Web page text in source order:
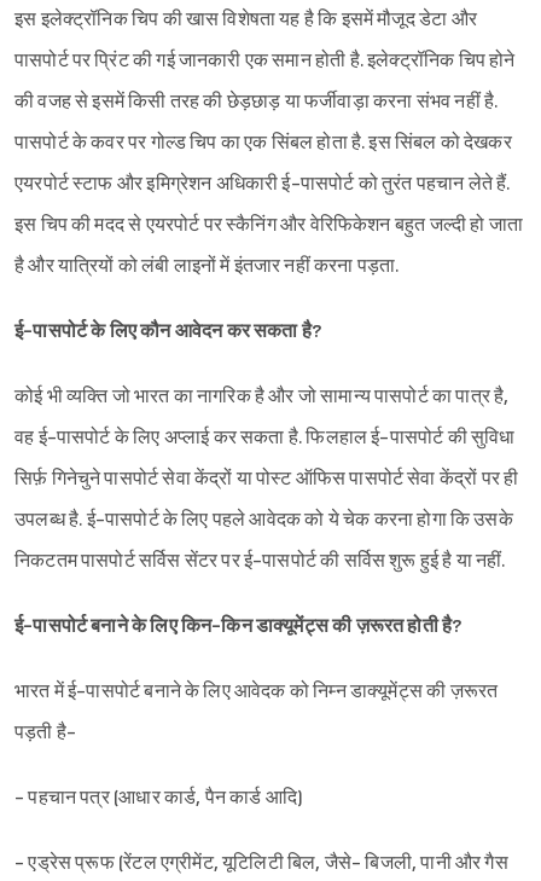
इस इलेक्ट्रॉनिक चिप की खास विशेषता यह है कि इसमें मौजूद डेटा और
पासपोर्ट पर प्रिंट की गई जानकारी एक समान होती है. इलेक्ट्रॉनिक चिप होने
की वजह से इसमें किसी तरह की छेड़छाड़ या फर्जीवाड़ा करना संभव नहीं है.
पासपोर्ट के कवर पर गोल्ड चिप का एक सिंबल होता है. इस सिंबल को देखकर
एयरपोर्ट स्टाफ और इमिग्रेशन अधिकारी ई-पासपोर्ट को तुरंत पहचान लेते हैं.
इस चिप की मदद से एयरपोर्ट पर स्कैनिंग और वेरिफिकेशन बहुत जल्दी हो जाता
है और यात्रियों को लंबी लाइनों में इंतजार नहीं करना पड़ता.
ई-पासपोर्ट के लिए कौन आवेदन कर सकता है?
कोई भी व्यक्ति जो भारत का नागरिक है और जो सामान्य पासपोर्ट का पात्र है,
वह ई-पासपोर्ट के लिए अप्लाई कर सकता है. फिलहाल ई-पासपोर्ट की सुविधा
सिर्फ़ गिनेचुने पासपोर्ट सेवा केंद्रों या पोस्ट ऑफिस पासपोर्ट सेवा केंद्रों पर ही
उपलब्ध है. ई-पासपोर्ट के लिए पहले आवेदक को ये चेक करना होगा कि उसके
निकटतम पासपोर्ट सर्विस सेंटर पर ई-पासपोर्ट की सर्विस शुरू हुई है या नहीं.
ई-पासपोर्ट बनाने के लिए किन-किन डाक्यूमेंट्स की ज़रूरत होती है?
भारत में ई-पासपोर्ट बनाने के लिए आवेदक को निम्न डाक्यूमेंट्स की ज़रूरत
पड़ती है-
- पहचान पत्र (आधार कार्ड, पैन कार्ड आदि)
- एड्रेस प्रूफ (रेंटल एग्रीमेंट, यूटिलिटी बिल, जैसे- बिजली, पानी और गैस